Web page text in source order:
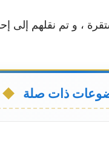
، و تم نقلهم إلى
ذات صلة